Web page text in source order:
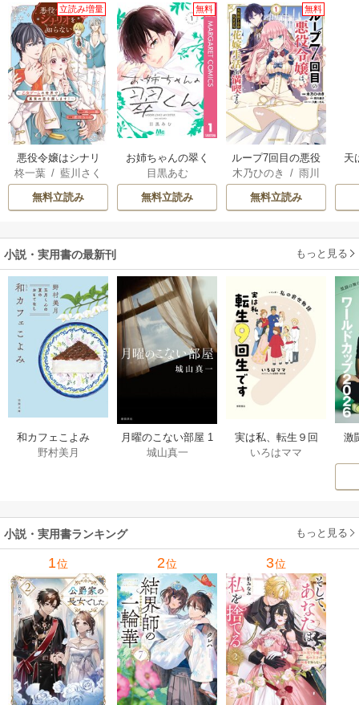
立読み増量
悪役令嬢はシナリ
オを知らない ～乙
女ゲームの世界で
真実の恋を探しま
柊一葉 /藍川さく
ら
無料立読み
無料
お姉ちゃんの翠く
ん
目黒あむ
無料立読み
無料
ループ7回目の悪役
令嬢は、元敵国で
自由気ままな花嫁
生活を満喫する
木乃ひのき /雨川
透子/八美☆わん
無料立読み
天
小説・実用書の最新刊 もっと見る
和カフェこよみ
五月くんの夏のお
野村美月
月曜のこない部屋 1
巻
城山真一
実は私、転生９回
生です マンガ
いろはママ
激
小説・実用書ランキング もっと見る
1位 2位 3位